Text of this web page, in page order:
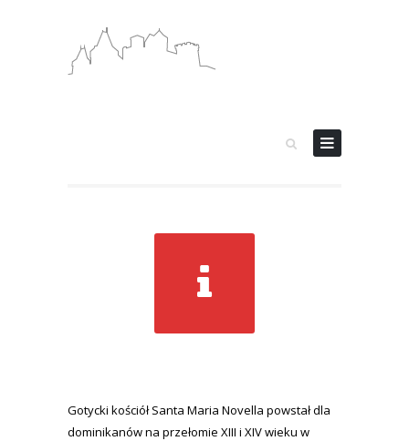
Gotycki kościół Santa Maria Novella powstał dla
dominikanów na przełomie XIII i XIV wieku w